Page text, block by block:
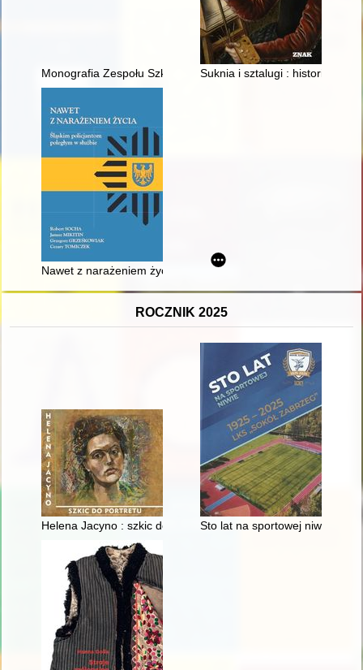
Monografia Zespołu Szkół Samochodowych im. Tadeusza
Suknia i sztalugi : historie
Nawet z narażeniem życia : śląskim policjantom poległym w
ROCZNIK 2025
Helena Jacyno : szkic do portretuSto lat na sportowej niwie :